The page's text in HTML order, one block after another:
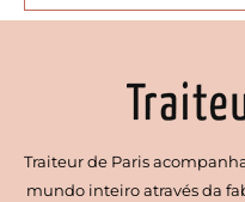
Traiteur de Paris
mundo inteiro através da